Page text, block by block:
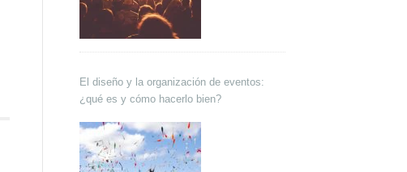
El diseño y la organización de eventos:
¿qué es y cómo hacerlo bien?